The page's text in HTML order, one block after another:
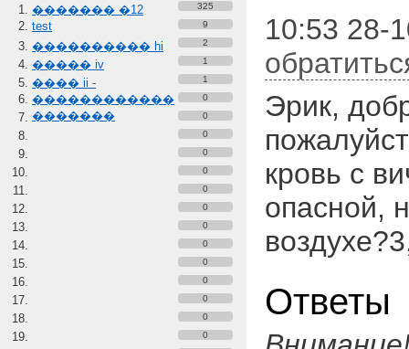
������� �12 325
test 9
���������� hi 2
����� iv 1
���� ii -
������������
�������
1
0
0
0
0
0
0
0
0
0
0
0
0
0
0
10:53 28-
Эрик,
кровь с
опасной,
Ответы